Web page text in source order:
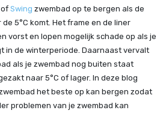
of Swing zwembad op te bergen als de
5°C komt. Het frame en de liner
vorst en lopen mogelijk schade op als je
in de winterperiode. Daarnaast vervalt
als je zwembad nog buiten staat
naar 5°C of lager. In deze blog
het beste op kan bergen zodat
problemen van je zwembad kan